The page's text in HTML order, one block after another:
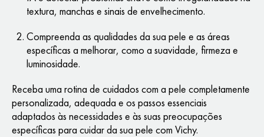
textura, manchas e sinais de envelhecimento.
Compreenda as qualidades da sua pele e as áreas
específicas a melhorar, como a suavidade, firmeza e
luminosidade.
Receba uma rotina de cuidados com a pele completamente
personalizada, adequada e os passos essenciais
adaptados às necessidades e às suas preocupações
específicas para cuidar da sua pele com Vichy.